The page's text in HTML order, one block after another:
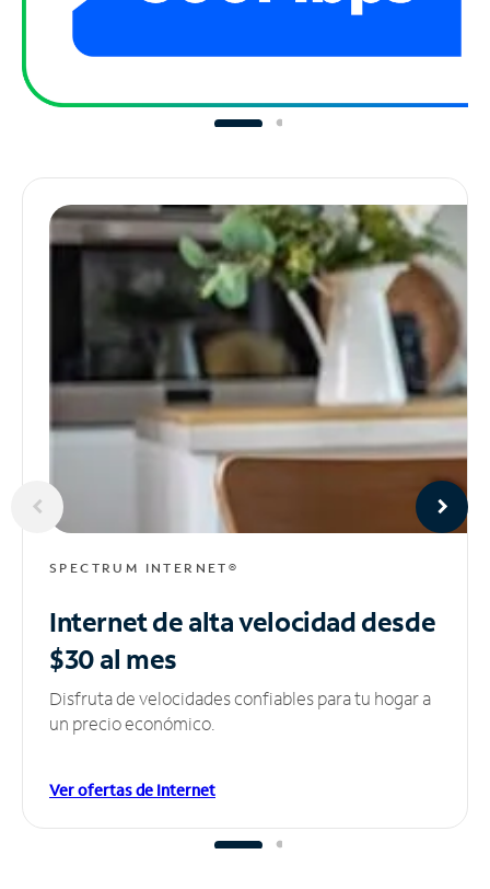
SPECTRUM INTERNET®
Internet de alta velocidaddesde
$30 al mes
Disfruta de velocidades confiables para tu hogar a
un precio económico.
Ver ofertas de Internet